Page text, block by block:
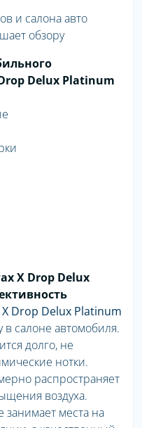
и салона авто
обзору
Delux Platinum
X Drop Delux
Drop Delux Platinum
в салоне автомобиля.
долго, не
нотки.
распространяет
воздуха.
места на